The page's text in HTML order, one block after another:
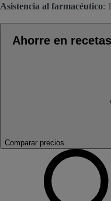
Asistencia al farmacéutico:
Ahorre en
Comparar precios